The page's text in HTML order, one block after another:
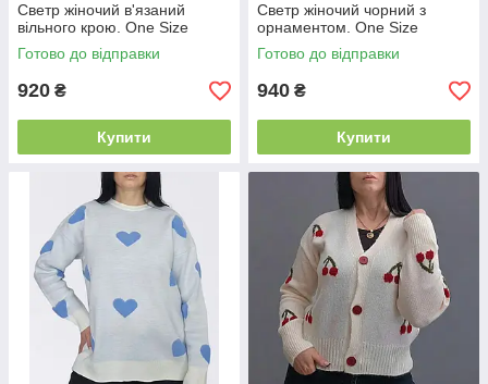
Светр жіночий в'язаний
вільного крою. One Size
Готово до відправки
920 ₴
Купити
Светр жіночий чорний з
орнаментом. One Size
Готово до відправки
940 ₴
Купити